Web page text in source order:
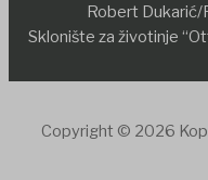
Robert Dukarić/
Sklonište za životinje
Copyright © 2026